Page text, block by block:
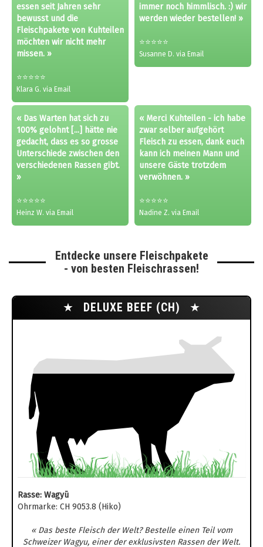
essen seit Jahren sehr
bewusst und die
Fleischpakete von Kuhteilen
möchten wir nicht mehr
missen. »
⭐⭐⭐⭐⭐
Klara G. via Email
immer noch himmlisch. :) wir
werden wieder bestellen! »
⭐⭐⭐⭐⭐
Susanne D. via Email
« Das Warten hat sich zu
100% gelohnt [...] hätte nie
gedacht, dass es so grosse
Unterschiede zwischen den
verschiedenen Rassen gibt.
»
⭐⭐⭐⭐⭐
Heinz W. via Email
« Merci Kuhteilen - ich habe
zwar selber aufgehört
Fleisch zu essen, dank euch
kann ich meinen Mann und
unsere Gäste trotzdem
verwöhnen. »
⭐⭐⭐⭐⭐
Nadine Z. via Email
Entdecke unsere Fleischpakete
- von besten Fleischrassen!
★ DELUXE BEEF (CH) ★
Rasse: Wagyū
Ohrmarke: CH 9053.8 (Hiko)
« Das beste Fleisch der Welt? Bestelle einen Teil vom
Schweizer Wagyu, einer der exklusivsten Rassen der Welt.